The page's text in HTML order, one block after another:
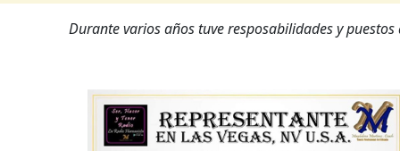
Durante varios años tuve resposabilidades y